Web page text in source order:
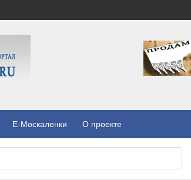
E-Москаленки О проекте